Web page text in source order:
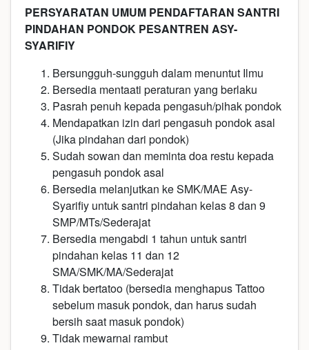
PERSYARATAN UMUM PENDAFTARAN SANTRI
PINDAHAN PONDOK PESANTREN ASY-
SYARIFIY
Bersungguh-sungguh dalam menuntut Ilmu
Bersedia mentaati peraturan yang berlaku
Pasrah penuh kepada pengasuh/pihak pondok
Mendapatkan izin dari pengasuh pondok asal
(Jika pindahan dari pondok)
Sudah sowan dan meminta doa restu kepada
pengasuh pondok asal
Bersedia melanjutkan ke SMK/MAE Asy-
Syarifiy untuk santri pindahan kelas 8 dan 9
SMP/MTs/Sederajat
Bersedia mengabdi 1 tahun untuk santri
pindahan kelas 11 dan 12
SMA/SMK/MA/Sederajat
Tidak bertatoo (bersedia menghapus Tattoo
sebelum masuk pondok, dan harus sudah
bersih saat masuk pondok)
Tidak mewarnai rambut